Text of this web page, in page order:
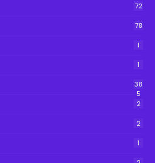
72
78
1
1
38
5
2
2
1